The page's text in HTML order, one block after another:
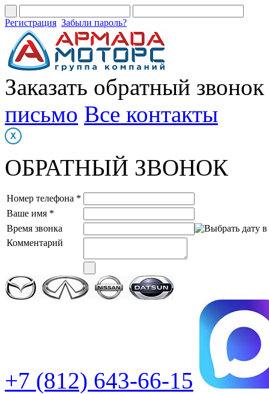
Регистрация Забыли пароль?
Заказать обратный звонок
письмо Все контакты
ОБРАТНЫЙ ЗВОНОК
Номер телефона *
Ваше имя *
Время звонка
Комментарий
+7 (812) 643-66-15